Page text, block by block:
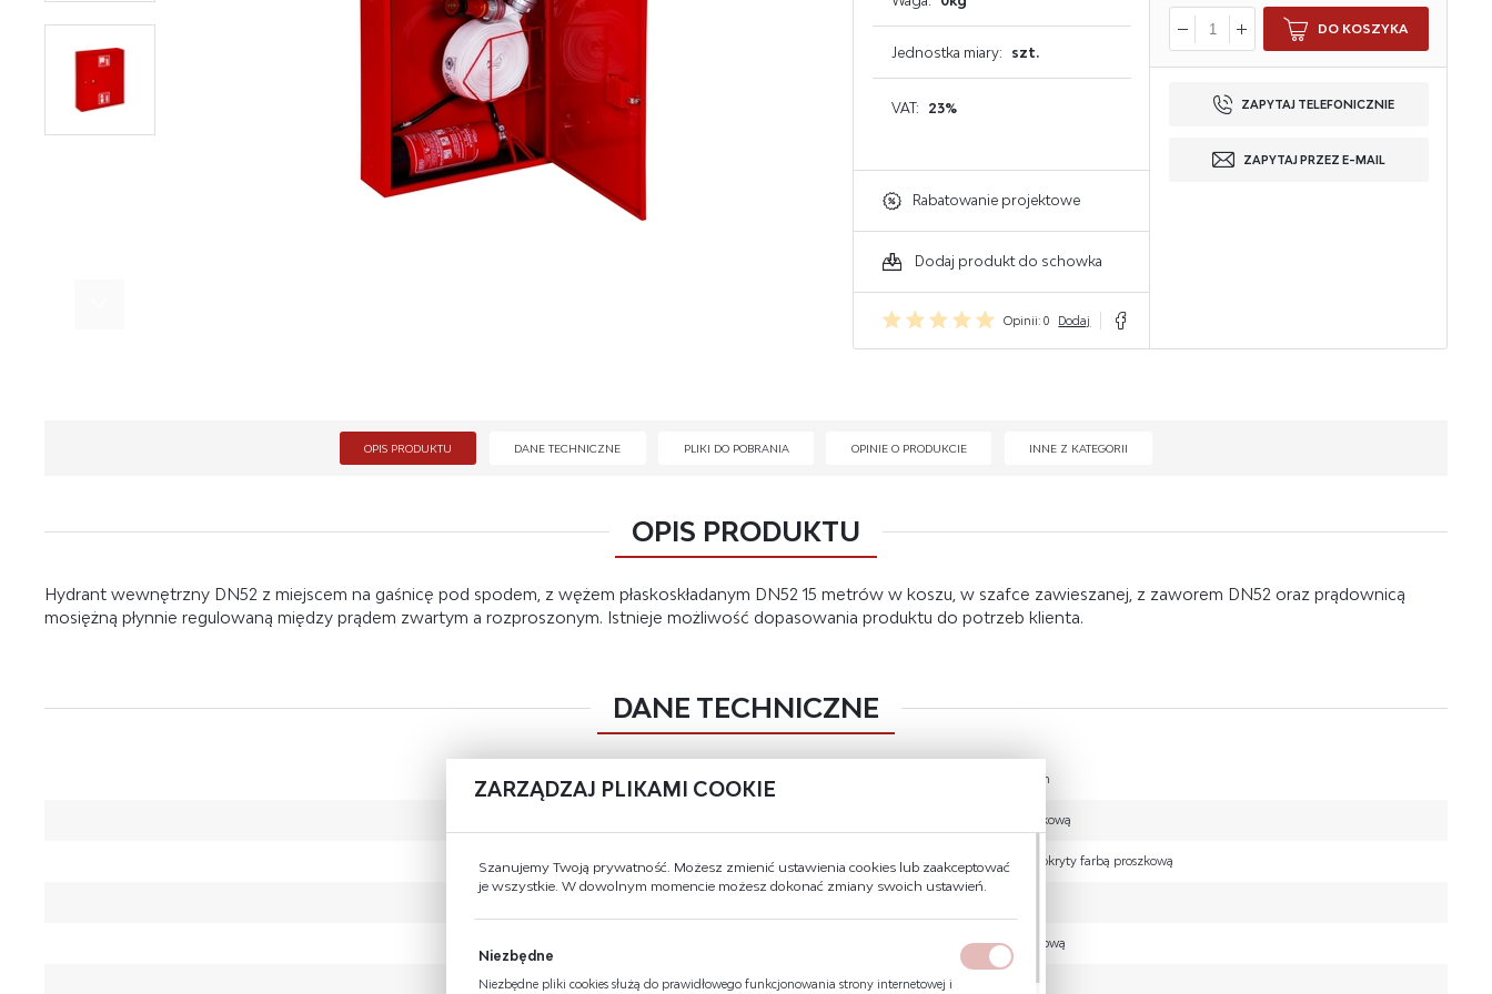
GAŚNICE DO KOMPUTERA
GAŚNICE DO ELEKTRONIKI
GAŚNICE DO WARSZTATU
Jednostka miary: szt.
VAT: 23%
Rabatowanie projektowe
Dodaj produkt do schowka
Opinii: 0 Dodaj
DO KOSZYKA
ZAPYTAJ TELEFONICZNIE
ZAPYTAJ PRZEZ E-MAIL
OPIS PRODUKTU DANE TECHNICZNE PLIKI DO POBRANIA OPINIE O PRODUKCIE INNE Z KATEGORII
OPIS PRODUKTU
Hydrant wewnętrzny DN52 z miejscem na gaśnicę pod spodem, z wężem płaskoskładanym DN52 15 metrów w koszu, w szafce zawieszanej, z zaworem DN52 oraz prądownicą
mosiężną płynnie regulowaną między prądem zwartym a rozproszonym. Istnieje możliwość dopasowania produktu do potrzeb klienta.
DANE TECHNICZNE
Prądownica regulowana DN52 z dyszą równoważną Ø 12 mm
blacha stalowa czarna DC01 pokryta farbą proszkową
Rodzaj pakowania wersja z koszem - pręt okrągły gładki Ø 6 mm pokryty farbą proszkową
grzybkowy aluminiowy DN52 z nasadą aluminiową
Drzwi pełne
ZARZĄDZAJ PLIKAMI COOKIE
Szanujemy Twoją prywatność. Możesz zmienić ustawienia cookies lub zaakceptować
je wszystkie. W dowolnym momencie możesz dokonać zmiany swoich ustawień.
Niezbędne
Niezbędne pliki cookies służą do prawidłowego funkcjonowania strony internetowej i